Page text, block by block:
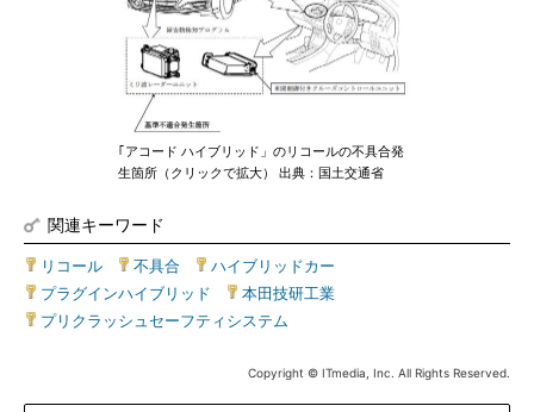
｢アコード ハイブリッド」のリコールの不具合発
生箇所（クリックで拡大） 出典：国土交通省
関連キーワード
リコール 不具合 ハイブリッドカー
プラグインハイブリッド
本田技研工業
プリクラッシュセーフティシステム
Copyright © ITmedia, Inc. All Rights Reserved.